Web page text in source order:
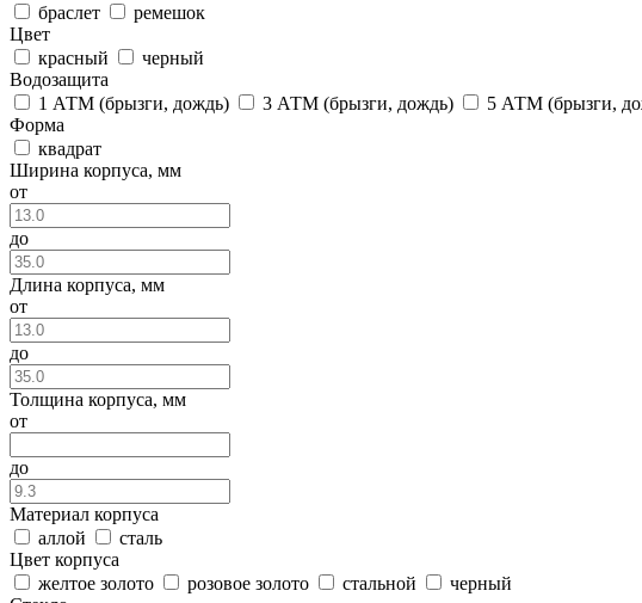
браслет
ремешок
Цвет
красный
черный
Водозащита
1 АТМ (брызги, дождь)
3 АТМ (брызги, дождь)
5 АТМ (брызги,
Форма
квадрат
Ширина корпуса, мм
от
до
Длина корпуса, мм
от
до
Толщина корпуса, мм
от
до
Материал корпуса
аллой
сталь
Цвет корпуса
желтое золото
розовое золото стальной
черный